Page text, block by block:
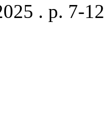
. p. 7-